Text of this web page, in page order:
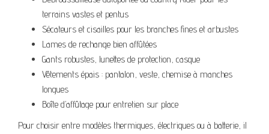
terrains vastes et pentus
Sécateurs et cisailles pour les branches fines et arbustes
Lames de rechange bien affûtées
Gants robustes, lunettes de protection, casque
Vêtements épais : pantalon, veste, chemise à manches
longues
Boîte d’affûtage pour entretien sur place
Pour choisir entre modèles thermiques, électriques ou à batterie, il